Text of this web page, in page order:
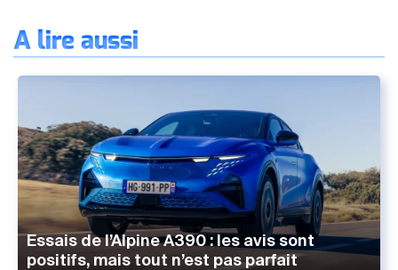
À lire aussi
Essais de l’Alpine A390 : les avis sont
positifs, mais tout n’est pas parfait